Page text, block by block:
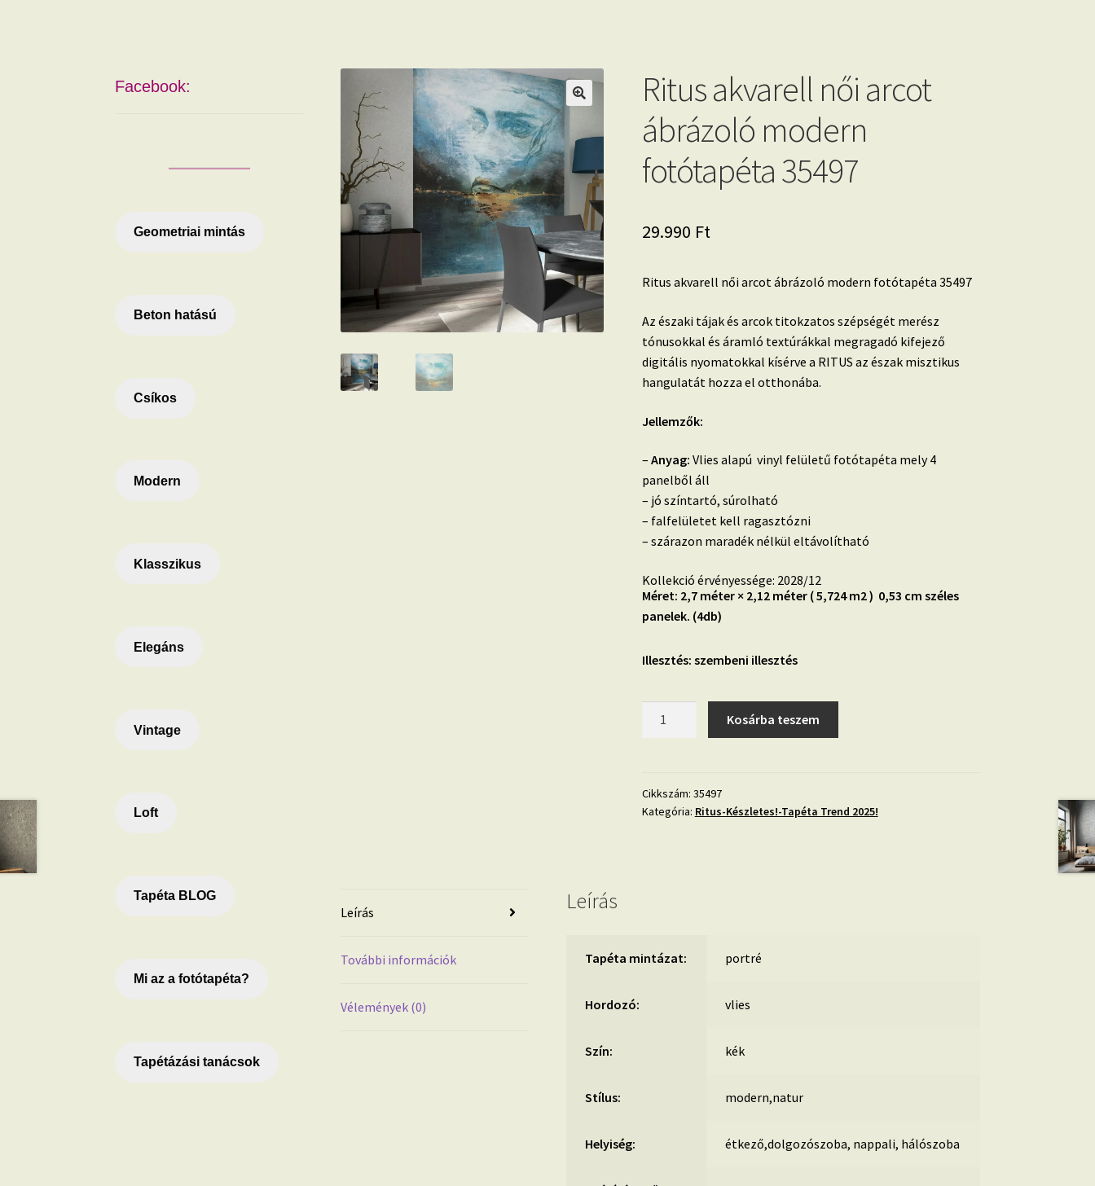
Ritus akvarell női arcot
ábrázoló modern
fotótapéta 35497
29.990 Ft
Ritus akvarell női arcot ábrázoló modern fotótapéta 35497
Az északi tájak és arcok titokzatos szépségét merész
tónusokkal és áramló textúrákkal megragadó kifejező
digitális nyomatokkal kísérve a RITUS az észak misztikus
hangulatát hozza el otthonába.
Jellemzők:
– Anyag: Vlies alapú vinyl felületű fotótapéta mely 4
panelből áll
– jó színtartó, súrolható
– falfelületet kell ragasztózni
– szárazon maradék nélkül eltávolítható
Kollekció érvényessége: 2028/12
Méret: 2,7 méter × 2,12 méter ( 5,724 m2 ) 0,53 cm széles
panelek. (4db)
Illesztés: szembeni illesztés
ábrázoló
modern
Kosárba teszem
Cikkszám: 35497
Kategória: Ritus-Készletes!-Tapéta Trend 2025!
Leírás
További információk
Vélemények (0)
Leírás
Tapéta mintázat: portré
Hordozó: vlies
Szín: kék
Stílus: modern,natur
Helyiség: étkező,dolgozószoba, nappali, hálószoba
Facebook:
Geometriai mintás
Beton hatású
Csíkos
Modern
Klasszikus
Elegáns
Vintage
Loft
Tapéta BLOG
Mi az a fotótapéta?
Tapétázási tanácsok